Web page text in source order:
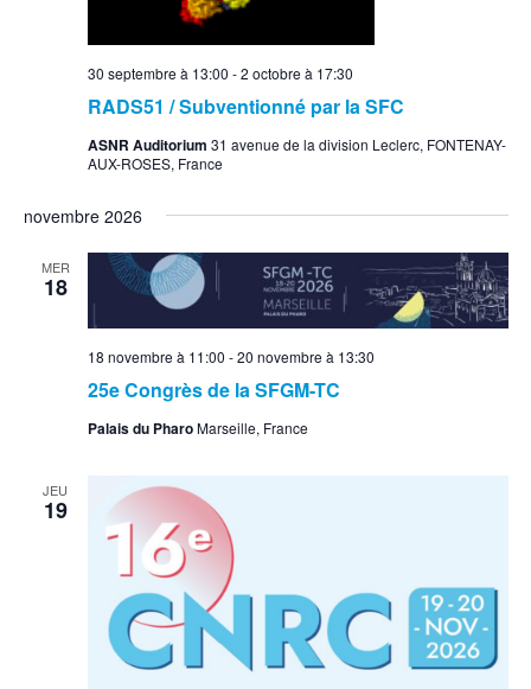
RADS51 / Subventionné par la SFC
30 septembre à 13:00 -2 octobre à 17:30
ASNR Auditorium 31 avenue de la division Leclerc, FONTENAY-
AUX-ROSES, France
novembre 2026
MER
18
25e Congrès de la SFGM-TC
18 novembre à 11:00 -20 novembre à 13:30
Palais du PharoMarseille, France
JEU
19